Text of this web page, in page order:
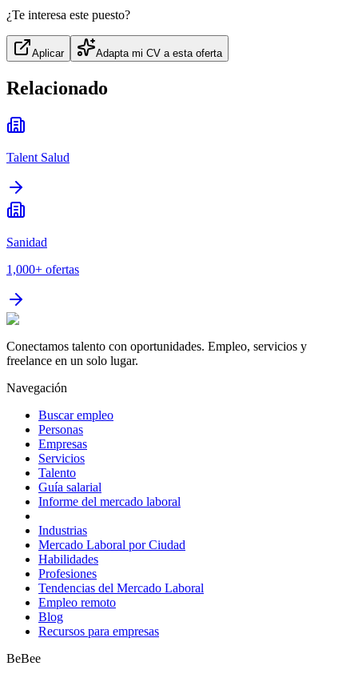
¿Te interesa este puesto?
Aplicar Adapta mi CV a esta oferta
Relacionado
Talent Salud
Sanidad
1,000+ ofertas
Conectamos talento con oportunidades. Empleo, servicios y
freelance en un solo lugar.
Navegación
Buscar empleo
Personas
Empresas
Servicios
Talento
Guía salarial
Informe del mercado laboral
Industrias
Mercado Laboral por Ciudad
Habilidades
Profesiones
Tendencias del Mercado Laboral
Empleo remoto
Blog
Recursos para empresas
BeBee